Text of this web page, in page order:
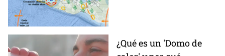
¿Qué es un 'Domo de